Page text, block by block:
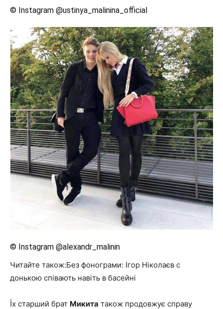
© Instagram @ustinya_malinina_official
© Instagram @alexandr_malinin
Читайте також:Без фонограми: Ігор Ніколаєв c
донькою співають навіть в басейні
Їх старший брат Микита також продовжує справу